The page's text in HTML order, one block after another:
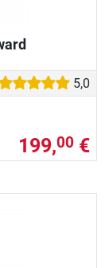
5,0
199,00 €